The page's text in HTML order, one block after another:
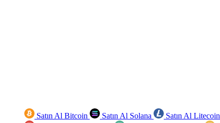
Satın Al Bitcoin Satın Al Solana Satın Al Litecoin